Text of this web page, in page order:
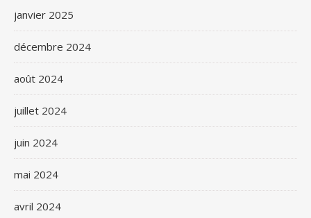
janvier 2025
décembre 2024
août 2024
juillet 2024
juin 2024
mai 2024
avril 2024